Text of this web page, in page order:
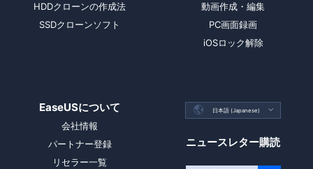
HDDクローンの作成法
SSDクローンソフト
動画作成・編集
PC画面録画
iOSロック解除
EaseUSについて
会社情報
パートナー登録
リセラー一覧
 日本語 (Japanese) 
ニュースレター購読